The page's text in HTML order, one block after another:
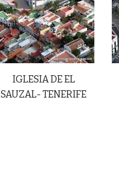
IGLESIA DEEL
SAUZAL- TENERIFE